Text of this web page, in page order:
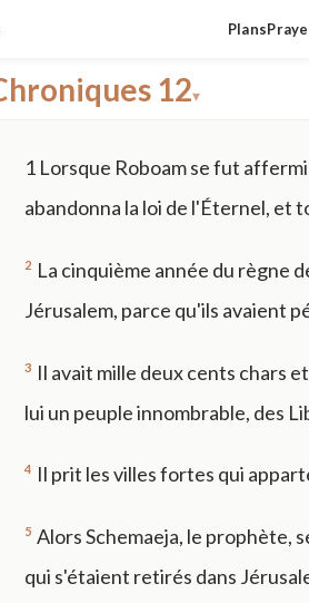
Plans
12▾
1 Lorsque Roboam se fut
abandonna la loi de l'Éternel, et
2 La cinquième année du règne
Jérusalem, parce qu'ils avaient
3 Il avait mille deux cents chars
lui un peuple innombrable, des
4 Il prit les villes fortes qui
5 Alors Schemaeja, le prophète,
qui s'étaient retirés dans